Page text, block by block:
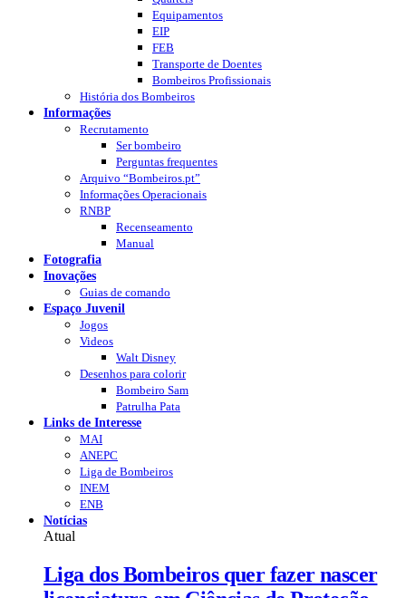
Equipamentos
EIP
FEB
Transporte de Doentes
Bombeiros Profissionais
História dos Bombeiros
Informações
Recrutamento
Ser bombeiro
Perguntas frequentes
Arquivo “Bombeiros.pt”
Informações Operacionais
RNBP
Recenseamento
Manual
Fotografia
Inovações
Guias de comando
Espaço Juvenil
Jogos
Videos
Walt Disney
Desenhos para colorir
Bombeiro Sam
Patrulha Pata
Links de Interesse
MAI
ANEPC
Liga de Bombeiros
INEM
ENB
Notícias
Atual
Liga dos Bombeiros quer fazer nascer